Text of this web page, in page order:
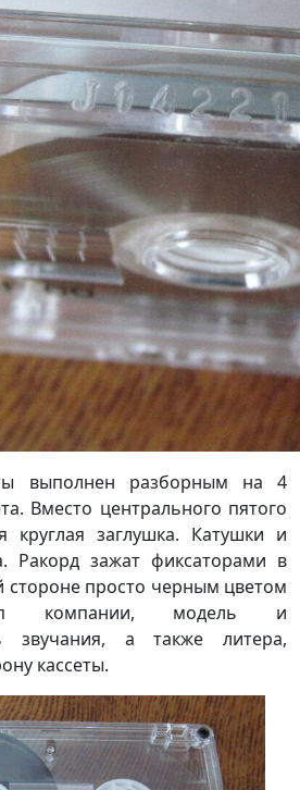
выполнен разборным на 4
Вместо центрального пятого
круглая заглушка. Катушки и
Ракорд зажат фиксаторами в
стороне просто черным цветом
компании, модель и
звучания, а также литера,
кассеты.